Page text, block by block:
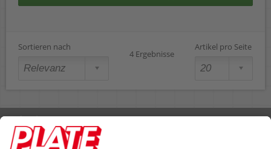
Sortieren nach
4 Ergebnisse
Artikel pro Seite
Rufen Sie uns an 04298 401-0
Lieferbedingungen Impressum